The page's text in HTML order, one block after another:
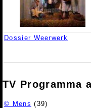
Dossier Weerwerk
TV Programma
© Mens (39)